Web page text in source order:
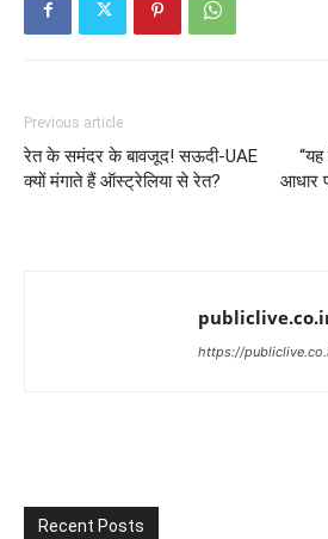
Previous article
रेत के समंदर के बावजूद! सऊदी-UAE
क्यों मंगाते हैं ऑस्ट्रेलिया से रेत?
आधार
https://
Recent Posts